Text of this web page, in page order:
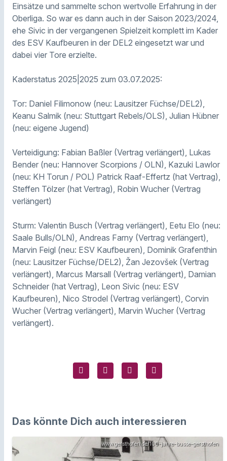
Einsätze und sammelte schon wertvolle Erfahrung in der
Oberliga. So war es dann auch in der Saison 2023/2024,
ehe Sivic in der vergangenen Spielzeit komplett im Kader
des ESV Kaufbeuren in der DEL2 eingesetzt war und
dabei vier Tore erzielte.
Kaderstatus 2025|2025 zum 03.07.2025:
Tor: Daniel Filimonow (neu: Lausitzer Füchse/DEL2),
Keanu Salmik (neu: Stuttgart Rebels/OLS), Julian Hübner
(neu: eigene Jugend)
Verteidigung: Fabian Baßler (Vertrag verlängert), Lukas
Bender (neu: Hannover Scorpions / OLN), Kazuki Lawlor
(neu: KH Torun / POL) Patrick Raaf-Effertz (hat Vertrag),
Steffen Tölzer (hat Vertrag), Robin Wucher (Vertrag
verlängert)
Sturm: Valentin Busch (Vertrag verlängert), Eetu Elo (neu:
Saale Bulls/OLN), Andreas Farny (Vertrag verlängert),
Marvin Feigl (neu: ESV Kaufbeuren), Dominik Grafenthin
(neu: Lausitzer Füchse/DEL2), Žan Jezovšek (Vertrag
verlängert), Marcus Marsall (Vertrag verlängert), Damian
Schneider (hat Vertrag), Leon Sivic (neu: ESV
Kaufbeuren), Nico Strodel (Vertrag verlängert), Corvin
Wucher (Vertrag verlängert), Marvin Wucher (Vertrag
verlängert).
Das könnte Dich auch interessieren
www.gersthofen.de/100-jahre-busse-gersthofen